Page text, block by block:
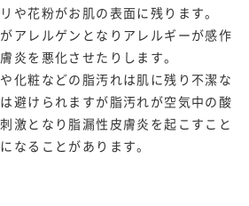
や花粉がお肌の表面に残ります。
アレルゲンとなりアレルギーが感作
炎を悪化させたりします。
化粧などの脂汚れは肌に残り不潔な
避けられますが脂汚れが空気中の酸
激となり脂漏性皮膚炎を起こすこと
なることがあります。